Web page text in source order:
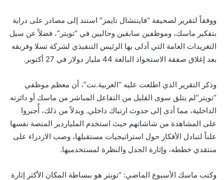
ووفقاً لتقرير لصحيفة “فايننشال تايمز” استند إلى مصادر على دراية
بتفكير ماسك، وموظفين سابقين وحاليين في “تويتر”، فضلاً عن سيل
التغريدات العامة التي أدلى بها الرئيس التنفيذي لشركة تسلا وفريقه
بعد إغلاق صفقة الاستحواذ البالغة 44 مليار دولار في 27 أكتوبر.
وذكر التقرير الذي اطلعت عليه “العربية.نت”، أن معظم موظفي
“تويتر”لم يتلق سوى القليل من التفاعل المباشر من ماسك أو دائرته
الداخلية، مما أدى إلى حدوث ارتباك داخلي. وبدلاً من ذلك، أُجبروا
على المشاهدة من شاشاتهم حيث استخدم الملياردير المنصة نفسها
علناً لتبادل الأفكار حول استراتيجيات مستقبلها، وصب الازدراء على
منتقدي خططه، وإثارة الجدل والنظرة لمستخدميها.
وكتب ماسك الأسبوع الماضي: “تويتر هو ببساطة المكان الأكثر إثارة